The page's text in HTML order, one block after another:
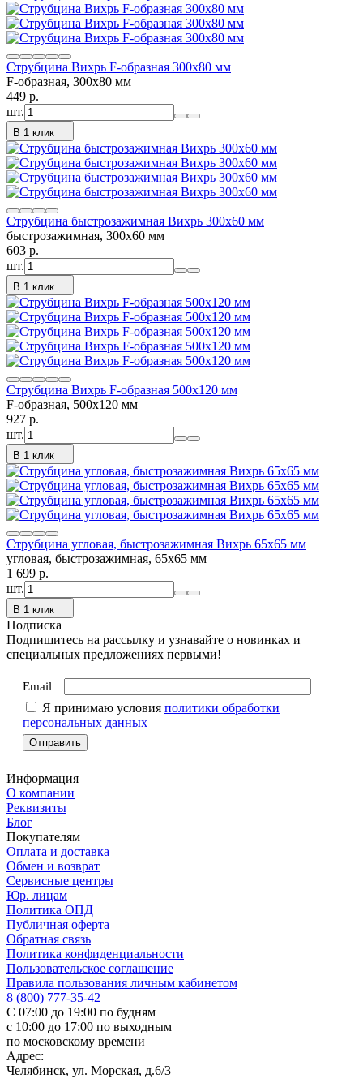
Струбцина Вихрь F-образная 300х80 мм
F-образная, 300х80 мм
449 p.
шт.
В 1 клик
Струбцина быстрозажимная Вихрь 300х60 мм
быстрозажимная, 300х60 мм
603 p.
шт.
В 1 клик
Струбцина Вихрь F-образная 500х120 мм
F-образная, 500х120 мм
927 p.
шт.
В 1 клик
Струбцина угловая, быстрозажимная Вихрь 65х65 мм
угловая, быстрозажимная, 65х65 мм
1 699 p.
шт.
В 1 клик
Подписка
Подпишитесь на рассылку и узнавайте о новинках и
специальных предложениях первыми!
Email
Я принимаю условия политики обработки
персональных данных
Информация
О компании
Реквизиты
Блог
Покупателям
Оплата и доставка
Обмен и возврат
Сервисные центры
Юр. лицам
Политика ОПД
Публичная оферта
Обратная связь
Политика конфиденциальности
Пользовательское соглашение
Правила пользования личным кабинетом
8 (800) 777-35-42
С 07:00 до 19:00 по будням
с 10:00 до 17:00 по выходным
по московскому времени
Адрес:
Челябинск, ул. Морская, д.6/3